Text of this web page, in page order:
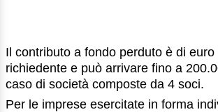
Il contributo a fondo perduto è di
richiedente e può arrivare fino a
caso di società composte da 4 soci.
Per le imprese esercitate in forma